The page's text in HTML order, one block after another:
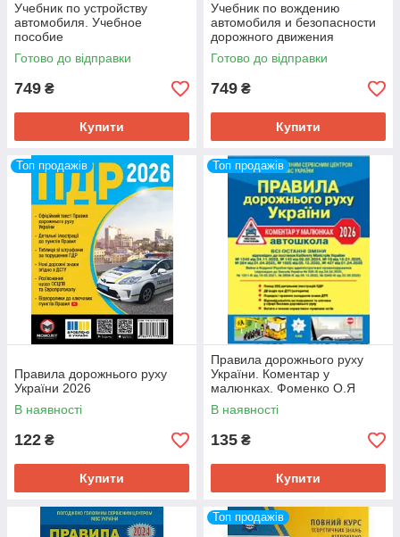
Учебник по устройству
автомобиля. Учебное
пособие
Готово до відправки
749 ₴
Купити
Учебник по вождению
автомобиля и безопасности
дорожного движения
Готово до відправки
749 ₴
Купити
Топ продажів
Правила дорожнього руху
України 2026
В наявності
122 ₴
Купити
Топ продажів
Правила дорожнього руху
України. Коментар у
малюнках. Фоменко О.Я
В наявності
135 ₴
Купити
Топ продажів